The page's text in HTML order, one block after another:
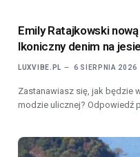
Emily Ratajkowski
Ikoniczny denim na
LUXVIBE.PL 6 SIERPNIA 2026
Zastanawiasz się, jak będzie
modzie ulicznej? Odpowiedź